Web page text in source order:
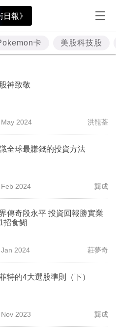
報》
卡 美股科技股
神致敬
May 2024 洪龍荃
全球最賺錢的投資方法
Feb 2024 龔成
傳奇段永平 投資回報勝實業
招食餬
2024 莊夢奇
特的4大選股準則（下）
2023 龔成